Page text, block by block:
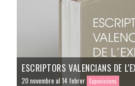
ESCRIPTORS VALENCIANS DE
20 novembre al 14 febrer Exposicions